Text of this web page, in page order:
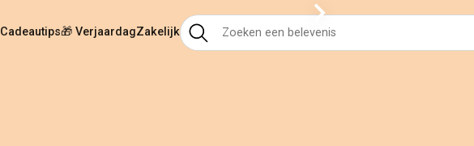
Cadeautips🎁 VerjaardagZakelijk